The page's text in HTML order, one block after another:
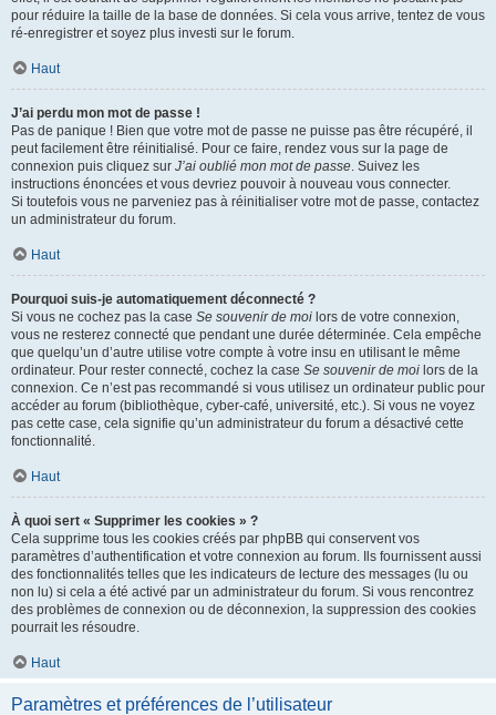
pour réduire la taille de la base de données. Si cela vous arrive, tentez de vous
ré-enregistrer et soyez plus investi sur le forum.
Haut
J’ai perdu mon mot de passe !
Pas de panique ! Bien que votre mot de passe ne puisse pas être récupéré, il
peut facilement être réinitialisé. Pour ce faire, rendez vous sur la page de
connexion puis cliquez sur J’ai oublié mon mot de passe. Suivez les
instructions énoncées et vous devriez pouvoir à nouveau vous connecter.
Si toutefois vous ne parveniez pas à réinitialiser votre mot de passe, contactez
un administrateur du forum.
Haut
Pourquoi suis-je automatiquement déconnecté ?
Si vous ne cochez pas la case Se souvenir de moi lors de votre connexion,
vous ne resterez connecté que pendant une durée déterminée. Cela empêche
que quelqu’un d’autre utilise votre compte à votre insu en utilisant le même
ordinateur. Pour rester connecté, cochez la case Se souvenir de moi lors de la
connexion. Ce n’est pas recommandé si vous utilisez un ordinateur public pour
accéder au forum (bibliothèque, cyber-café, université, etc.). Si vous ne voyez
pas cette case, cela signifie qu’un administrateur du forum a désactivé cette
fonctionnalité.
Haut
À quoi sert « Supprimer les cookies » ?
Cela supprime tous les cookies créés par phpBB qui conservent vos
paramètres d’authentification et votre connexion au forum. Ils fournissent aussi
des fonctionnalités telles que les indicateurs de lecture des messages (lu ou
non lu) si cela a été activé par un administrateur du forum. Si vous rencontrez
des problèmes de connexion ou de déconnexion, la suppression des cookies
pourrait les résoudre.
Haut
Paramètres et préférences de l’utilisateur